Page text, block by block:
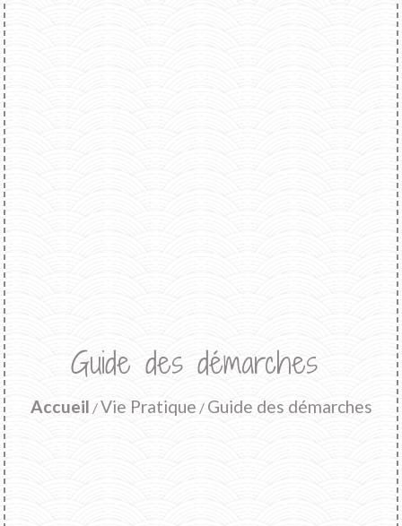
Guide des démarches
Accueil /Vie Pratique / Guide des démarches